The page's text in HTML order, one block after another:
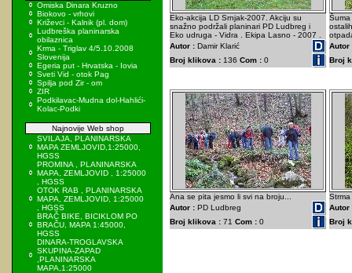
Omiska Dinara Kruzno
Biokovo - vrhovi
Križevci - Kalnik (pl. dom)
Ludbreška planinarska
obilaznica
Krma - Triglav 4/5.10.2008
Slovenija
Egeria put - Hrvatska - Iovia
Sveti Vid - otok Pag
Spilja pod Zir - om
ZIR
Podkilavac-Mudna dol-Hahlići-
Kolac-Podki
Najnovije Web shop
SVILAJA, PLANINARSKA
MAPA ZEMLJOVID,1:25000,
HGSS
PROMINA , PLANINARSKA
MAPA, ZEMLJOVID , 1:25000
, HGSS
OTOK RAB , PLANINARSKA
MAPA, ZEMLJOVID, 1:25000
, HGSS
BRAČ BIKE, BICIKLOM PO
BRAČU, MAPA 1:45000,
HGSS
DINARA-TROGLAVSKA
SKUPINA-ZAPAD
,PLANINARSKA
MAPA,1:25000
Eko-akcija LD Srnjak-2007. Akciju su
snažno podržali planinari PD Ludbreg i
Eko udruga - Vidra . Ekipa Lasno - 2007 .
Autor : Damir Klarić
Broj klikova : 136 Com : 0
Autor
Broj
Ana se pita jesmo li svi na broju...
Autor : PD Ludbreg
Broj klikova : 71 Com : 0
Autor
Broj